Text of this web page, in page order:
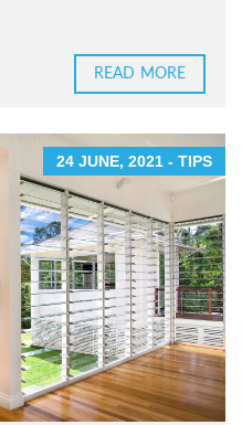
READ MORE
24 JUNE, 2021 - TIPS